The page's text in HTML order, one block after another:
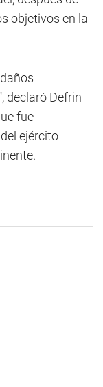
objetivos en la
declaró Defrin
fue
ejército